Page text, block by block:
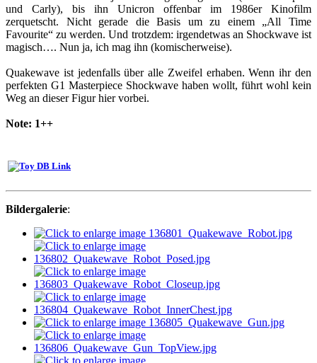
und Carly), bis ihn Unicron offenbar im 1986er Kinofilm
zerquetscht. Nicht gerade die Basis um zu einem „All Time
Favourite“ zu werden. Und trotzdem: irgendetwas an Shockwave ist
magisch…. Nun ja, ich mag ihn (komischerweise).
Quakewave ist jedenfalls über alle Zweifel erhaben. Wenn ihr den
perfekten G1 Masterpiece Shockwave haben wollt, führt wohl kein
Weg an dieser Figur hier vorbei.
Note: 1++
Bildergalerie: